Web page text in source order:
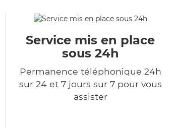
Service mis en place
sous 24h
Permanence téléphonique 24h
sur 24 et 7 jours sur 7 pour vous
assister